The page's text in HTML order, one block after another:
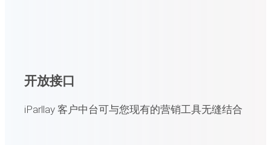
开放接口
iParllay 客户中台可与您现有的营销工具无缝结合